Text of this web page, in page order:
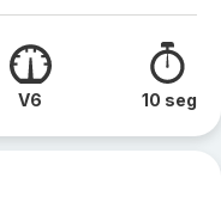
V6 10 seg